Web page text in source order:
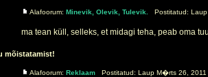
Alafoorum: Minevik, Olevik, Tulevik. Postitatud:
ma tean küll, selleks, et midagi teha, peab oma
mõistatamist!
Alafoorum: Reklaam Postitatud: Laup M�rts 26,